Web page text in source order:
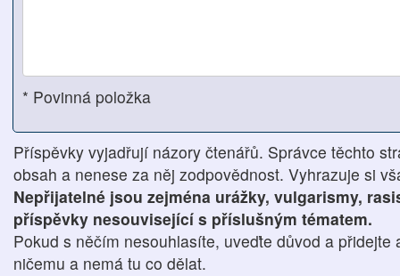
* Povinná položka
Příspěvky vyjadřují názory čtenářů. Správce těchto
obsah a nenese za něj zodpovědnost. Vyhrazuje si
Nepřijatelné jsou zejména urážky, vulgarismy,
příspěvky nesouvisející s příslušným tématem.
Pokud s něčím nesouhlasíte, uveďte důvod a přidejte
ničemu a nemá tu co dělat.